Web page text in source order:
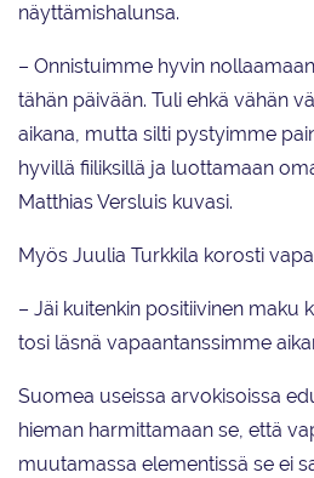
näyttämishalunsa.
– Onnistuimme hyvin
tähän päivään. Tuli ehkä vähän
aikana, mutta silti pystyimme
hyvillä fiiliksillä ja luottamaan
Matthias Versluis kuvasi.
Myös Juulia Turkkila korosti
– Jäi kuitenkin positiivinen maku
tosi läsnä vapaantanssimme
Suomea useissa arvokisoissa
hieman harmittamaan se, että
muutamassa elementissä se ei